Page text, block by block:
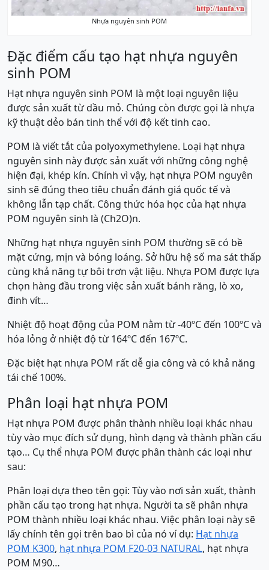
Nhựa nguyên sinh POM
Đặc điểm cấu tạo hạt nhựa nguyên
sinh POM
Hạt nhựa nguyên sinh POM là một loại nguyên liệu
được sản xuất từ dầu mỏ. Chúng còn được gọi là nhựa
kỹ thuật dẻo bán tinh thể với độ kết tinh cao.
POM là viết tắt của polyoxymethylene. Loại hạt nhựa
nguyên sinh này được sản xuất với những công nghệ
hiện đại, khép kín. Chính vì vậy, hạt nhựa POM nguyên
sinh sẽ đúng theo tiêu chuẩn đánh giá quốc tế và
không lẫn tạp chất. Công thức hóa học của hạt nhựa
POM nguyên sinh là (Ch2O)n.
Những hạt nhựa nguyên sinh POM thường sẽ có bề
mặt cứng, mịn và bóng loáng. Sở hữu hệ số ma sát thấp
cùng khả năng tự bôi trơn vật liệu. Nhựa POM được lựa
chọn hàng đầu trong việc sản xuất bánh răng, lò xo,
đinh vít…
Nhiệt độ hoạt động của POM nằm từ -40ºC đến 100ºC và
hóa lỏng ở nhiệt độ từ 164ºC đến 167ºC.
Đặc biệt hạt nhựa POM rất dễ gia công và có khả năng
tái chế 100%.
Phân loại hạt nhựa POM
Hạt nhựa POM được phân thành nhiều loại khác nhau
tùy vào mục đích sử dụng, hình dạng và thành phần cấu
tạo… Cụ thể nhựa POM được phân thành các loại như
sau:
Phân loại dựa theo tên gọi: Tùy vào nơi sản xuất, thành
phần cấu tạo trong hạt nhựa. Người ta sẽ phân nhựa
POM thành nhiều loại khác nhau. Việc phân loại này sẽ
lấy chính tên gọi trên bao bì của nó ví dụ: Hạt nhựa
POM K300, hạt nhựa POM F20-03 NATURAL, hạt nhựa
POM M90…